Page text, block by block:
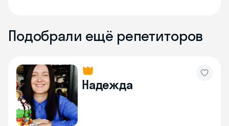
Подобрали ещё репетиторов
Надежда